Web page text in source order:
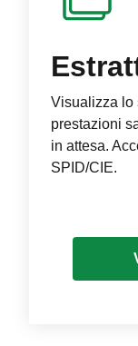
Visualizza lo
prestazioni
in attesa.
SPID/CIE.